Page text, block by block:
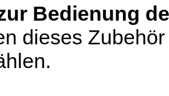
Bedienung
dieses